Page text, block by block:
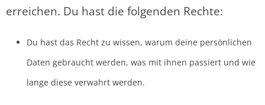
erreichen. Du hast die folgenden Rechte:
Du hast das Recht zu wissen, warum deine persönlichen
Daten gebraucht werden, was mit ihnen passiert und wie
lange diese verwahrt werden.